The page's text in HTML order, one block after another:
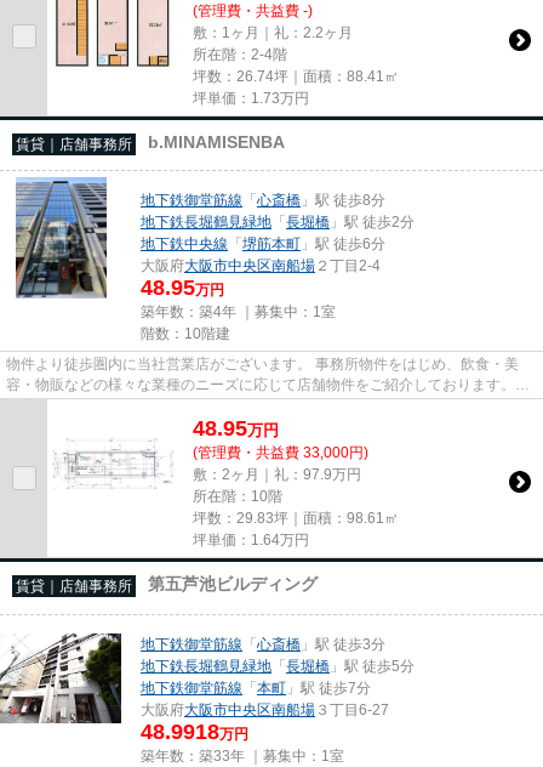
(管理費・共益費 -)
敷：1ヶ月｜礼：2.2ヶ月
所在階：2-4階
坪数：26.74坪｜面積：88.41㎡
坪単価： 1.73万円
賃貸｜店舗事務所 b.MINAMISENBA
地下鉄御堂筋線 「心斎橋 」駅 徒歩8分
地下鉄長堀鶴見緑地 「長堀橋 」駅 徒歩2分
地下鉄中央線 「堺筋本町 」駅 徒歩6分
大阪府大阪市中央区南船場 ２丁目2-4
48.95万円
築年数：築4年 ｜募集中： 1室
階数：10階建
物件より徒歩圏内に当社営業店がございます。 事務所物件をはじめ、飲食・美
容・物販などの様々な業種のニーズに応じて店舗物件をご紹介しております。
尚、弊社ではおとり広告は一切...
48.95万円
(管理費・共益費 33,000円)
敷：2ヶ月｜礼：97.9万円
所在階：10階
坪数：29.83坪｜面積：98.61㎡
坪単価： 1.64万円
賃貸｜店舗事務所 第五芦池ビルディング
地下鉄御堂筋線 「心斎橋 」駅 徒歩3分
地下鉄長堀鶴見緑地 「長堀橋 」駅 徒歩5分
地下鉄御堂筋線 「本町 」駅 徒歩7分
大阪府大阪市中央区南船場 ３丁目6-27
48.9918万円
築年数：築33年 ｜募集中： 1室